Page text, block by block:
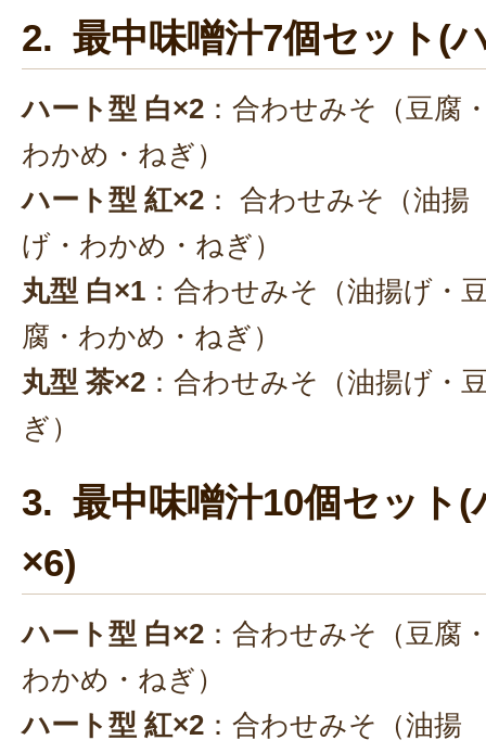
2. 最中味噌汁7個セット(
ハート型 白×2 ：合わせみそ（豆腐
わかめ・ねぎ）
ハート型 紅×2 ： 合わせみそ（油揚
げ・わかめ・ねぎ）
丸型 白×1 ：合わせみそ（油揚げ・
腐・わかめ・ねぎ）
丸型 茶×2 ：合わせみそ（油揚げ・
ぎ）
3. 最中味噌汁10個セット(
×6)
ハート型 白×2 ：合わせみそ（豆腐
わかめ・ねぎ）
ハート型 紅×2 ：合わせみそ（油揚